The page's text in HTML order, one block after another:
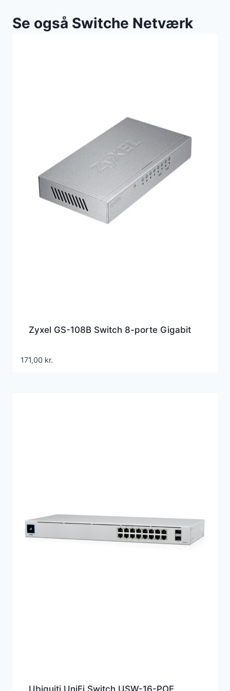
Se også Switche Netværk
Zyxel GS-108B Switch 8-porte Gigabit
171,00 kr.